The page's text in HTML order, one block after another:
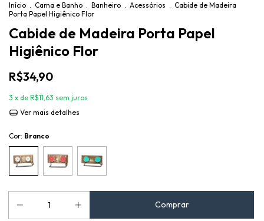
Início . Cama e Banho . Banheiro . Acessórios . Cabide de Madeira
Porta Papel Higiênico Flor
Cabide de Madeira Porta Papel
Higiênico Flor
R$34,90
3 x de R$11,63 sem juros
Ver mais detalhes
Cor: Branco